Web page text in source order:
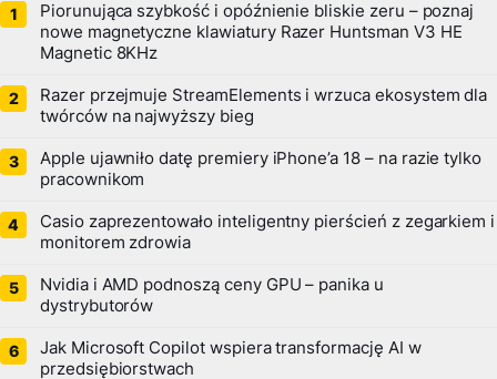
Piorunująca szybkość i opóźnienie bliskie zeru – poznaj
nowe magnetyczne klawiatury Razer Huntsman V3 HE
Magnetic 8KHz
Razer przejmuje StreamElements i wrzuca ekosystem dla
twórców na najwyższy bieg
Apple ujawniło datę premiery iPhone’a 18 – na razie tylko
pracownikom
Casio zaprezentowało inteligentny pierścień z zegarkiem i
monitorem zdrowia
Nvidia i AMD podnoszą ceny GPU – panika u
dystrybutorów
Jak Microsoft Copilot wspiera transformację AI w
przedsiębiorstwach